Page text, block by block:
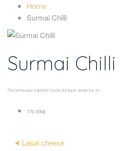
Home
Surmai Chilli
Surmai Chilli
Pellentesque habitant morbi tristique senectus et ...
170.000₫
⮜ Lasal cheese